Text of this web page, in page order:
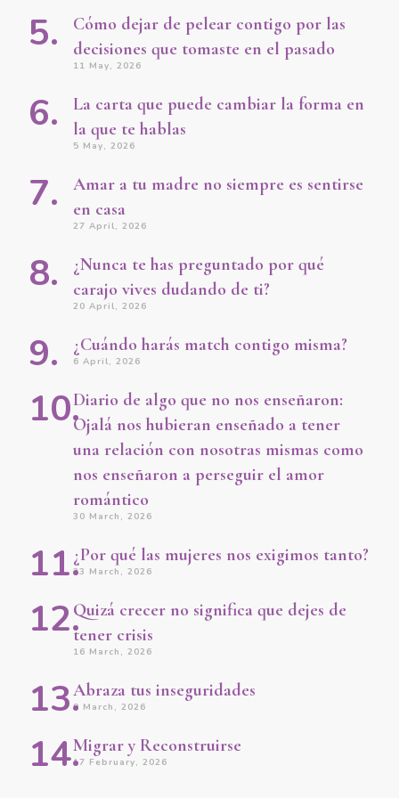
Cómo dejar de pelear contigo por las
decisiones que tomaste en el pasado
11 May, 2026
La carta que puede cambiar la forma en
la que te hablas
5 May, 2026
Amar a tu madre no siempre es sentirse
en casa
27 April, 2026
¿Nunca te has preguntado por qué
carajo vives dudando de ti?
20 April, 2026
¿Cuándo harás match contigo misma?
6 April, 2026
Diario de algo que no nos enseñaron:
Ojalá nos hubieran enseñado a tener
una relación con nosotras mismas como
nos enseñaron a perseguir el amor
romántico
30 March, 2026
¿Por qué las mujeres nos exigimos tanto?
23 March, 2026
Quizá crecer no significa que dejes de
tener crisis
16 March, 2026
Abraza tus inseguridades
9 March, 2026
Migrar y Reconstruirse
17 February, 2026